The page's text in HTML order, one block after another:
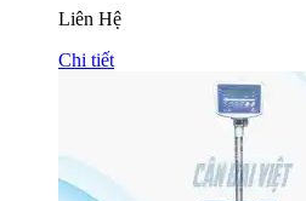
Liên Hệ
Chi tiết